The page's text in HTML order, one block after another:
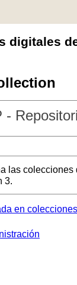
digitales
-
las
3.
en